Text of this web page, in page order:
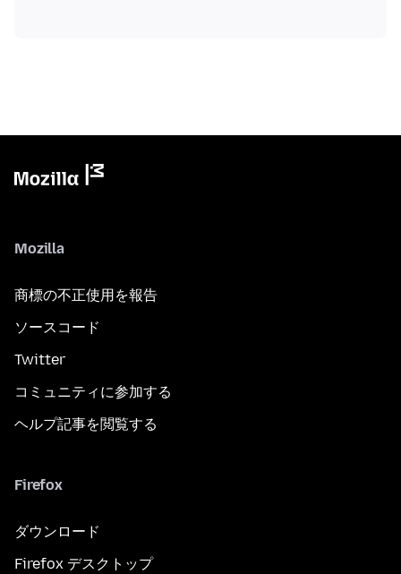
Mozilla
商標の不正使用を報告
ソースコード
Twitter
コミュニティに参加する
ヘルプ記事を閲覧する
Firefox
ダウンロード
Firefox デスクトップ